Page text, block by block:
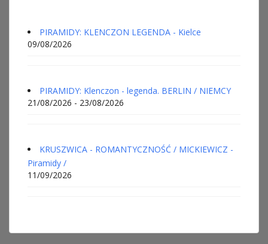
PIRAMIDY: KLENCZON LEGENDA - Kielce
09/08/2026
PIRAMIDY: Klenczon - legenda. BERLIN / NIEMCY
21/08/2026 - 23/08/2026
KRUSZWICA - ROMANTYCZNOŚĆ / MICKIEWICZ -
Piramidy /
11/09/2026